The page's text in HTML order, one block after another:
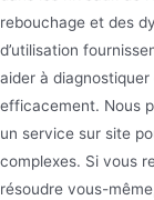
rebouchage et des
d’utilisation
aider à
efficacement. Nous
un service sur site
complexes. Si vous
résoudre vous-